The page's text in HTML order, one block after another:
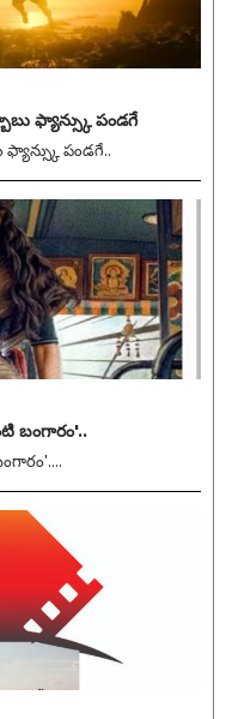
ఫ్యాన్స్కు పండగే
పండగే..
బంగారం'..